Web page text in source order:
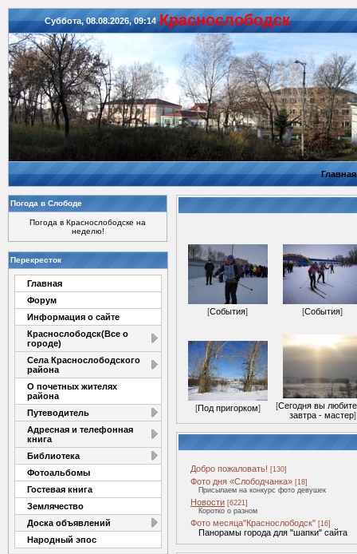
Суббота, 08.08.2026, 09:14 Красноcлободск
Главная
Погода в Слободе
Погода в Краснослободске на
неделю!
Перекресток
Главная
Форум
Информация о сайте
Краснослободск(Все о
городе)
Села Краснослободского
района
О почетных жителях
района
Путеводитель
Адресная и телефонная
книга
Библиотека
Фотоальбомы
Гостевая книга
Землячество
Доска объявлений
Народный эпос
[События] [События]
[Под пригорком] [Сегодня вы
завтра - мастер]
Добро пожаловать! [130]
Фото дня «Слободчанка» [18]
Присылаем на конкурс фото девушек
Новости [6221]
Коротко о разном
Фото месяца"Краснослободск" [16]
Панорамы города для "шапки" сайта